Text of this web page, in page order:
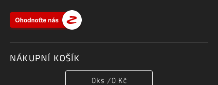
NÁKUPNÍ KOŠÍK
0ks /0 Kč